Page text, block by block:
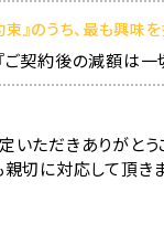
』のうち、最も興味
契約後の減額は一
ただきありがとう
切に対応して頂き